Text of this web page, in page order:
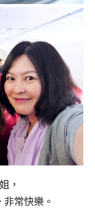
，
常快樂。